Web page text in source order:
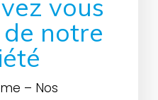
vous
notre
– Nos